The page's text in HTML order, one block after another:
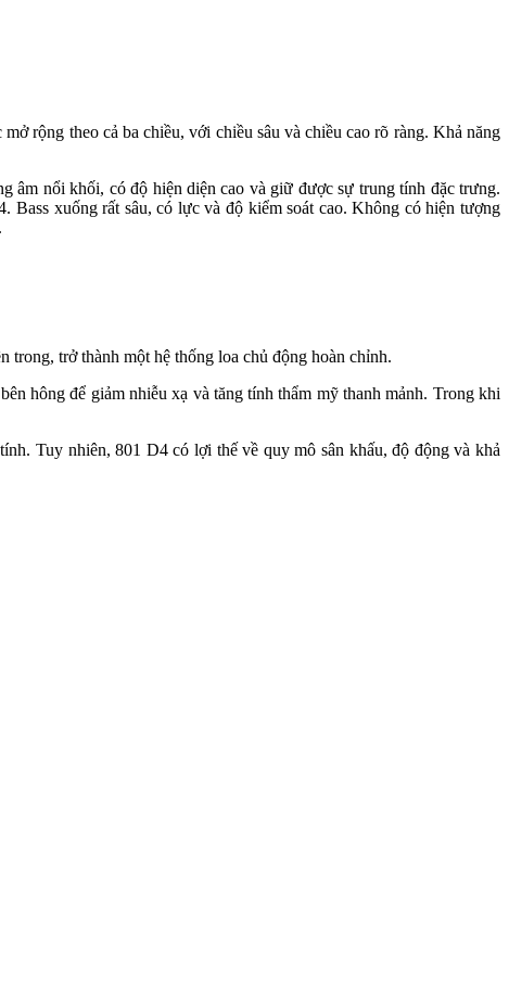
rộng theo cả ba chiều, với chiều sâu và chiều cao rõ ràng. Khả năng
âm nổi khối, có độ hiện diện cao và giữ được sự trung tính đặc trưng.
Bass xuống rất sâu, có lực và độ kiểm soát cao. Không có hiện tượng
trở thành một hệ thống loa chủ động hoàn chỉnh.
hông để giảm nhiễu xạ và tăng tính thẩm mỹ thanh mảnh. Trong khi
Tuy nhiên, 801 D4 có lợi thế về quy mô sân khấu, độ động và khả